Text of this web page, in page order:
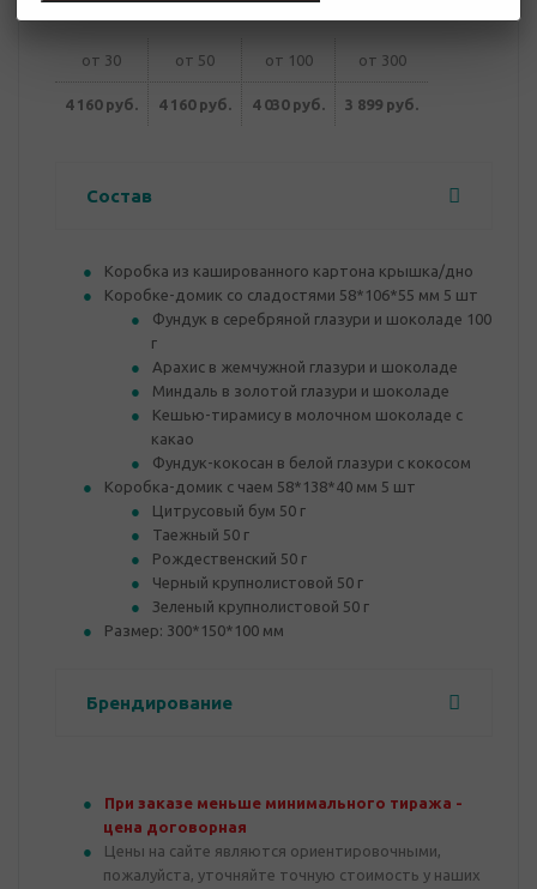
от 30 от 50 от 100 от 300
4 160 руб. 4 160 руб. 4 030 руб. 3 899 руб.
Состав
Коробка из кашированного картона крышка/дно
Коробке-домик со сладостями 58*106*55 мм 5 шт
Фундук в серебряной глазури и шоколаде 100
г
Арахис в жемчужной глазури и шоколаде
Миндаль в золотой глазури и шоколаде
Кешью-тирамису в молочном шоколаде с
какао
Фундук-кокосан в белой глазури с кокосом
Коробка-домик с чаем 58*138*40 мм 5 шт
Цитрусовый бум 50 г
Таежный 50 г
Рождественский 50 г
Черный крупнолистовой 50 г
Зеленый крупнолистовой 50 г
Размер: 300*150*100 мм
Брендирование
При заказе меньше минимального тиража -
цена договорная
Цены на сайте являются ориентировочными,
пожалуйста, уточняйте точную стоимость у наших